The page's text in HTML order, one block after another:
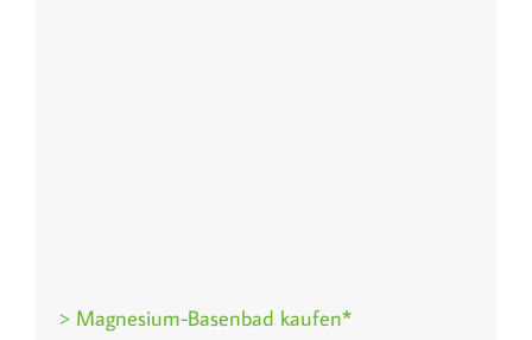
> Magnesium-Basenbad kaufen*